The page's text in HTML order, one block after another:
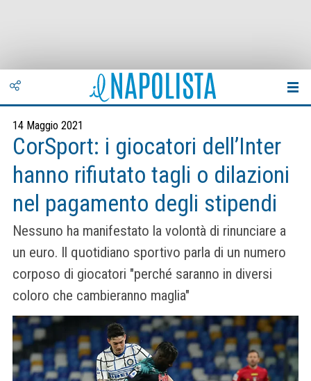
14 Maggio 2021
CorSport: i giocatori dell’Inter
hanno rifiutato tagli o dilazioni
nel pagamento degli stipendi
Nessuno ha manifestato la volontà di rinunciare a
un euro. Il quotidiano sportivo parla di un numero
corposo di giocatori "perché saranno in diversi
coloro che cambieranno maglia"